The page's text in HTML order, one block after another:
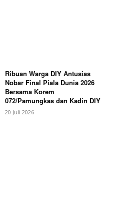
Ribuan Warga DIY Antusias
Nobar Final Piala Dunia 2026
Bersama Korem
072/Pamungkas dan Kadin DIY
20 Juli 2026